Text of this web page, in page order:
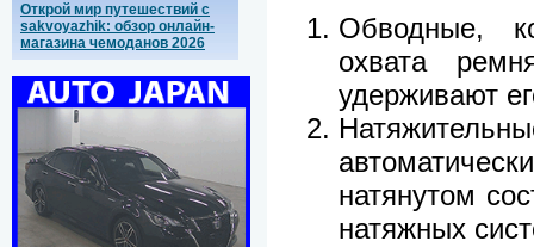
Открой мир путешествий с
sakvoyazhik: обзор онлайн-
магазина чемоданов 2026
Обводные,
охвата
удерживают
натянутом
натяжных